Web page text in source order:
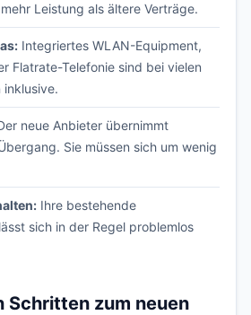
Leistung als ältere Verträge.
Integriertes WLAN-Equipment,
Flatrate-Telefonie sind bei vielen
inklusive.
neue Anbieter übernimmt
Sie müssen sich um wenig
Ihre bestehende
sich in der Regel problemlos
Schritten zum neuen